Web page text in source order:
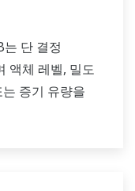
는 단 결정
액체 레벨, 밀도
증기 유량을